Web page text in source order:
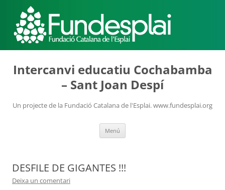
Intercanvi educatiu Cochabamba
– Sant Joan Despí
Un projecte de la Fundació Catalana de l'Esplai. www.fundesplai.org
Menú
DESFILE DE GIGANTES !!!
Deixa un comentari
MÓN ESCOLAR
ALBERG CENTRE ESPLAI